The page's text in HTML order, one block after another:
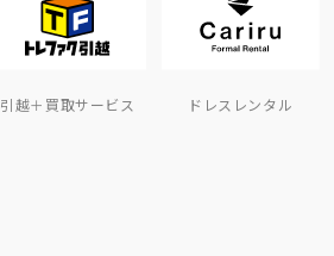
引越＋買取サービス ドレスレンタル